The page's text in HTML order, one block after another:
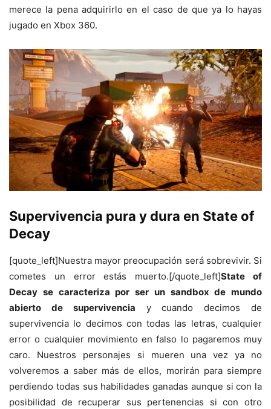
merece la pena adquirirlo en el caso de que ya lo hayas
jugado en Xbox 360.
Supervivencia pura y dura en State of
Decay
[quote_left]Nuestra mayor preocupación será sobrevivir. Si
cometes un error estás muerto.[/quote_left]State of
Decay se caracteriza por ser un sandbox de mundo
abierto de supervivencia y cuando decimos de
supervivencia lo decimos con todas las letras, cualquier
error o cualquier movimiento en falso lo pagaremos muy
caro. Nuestros personajes si mueren una vez ya no
volveremos a saber más de ellos, morirán para siempre
perdiendo todas sus habilidades ganadas aunque si con la
posibilidad de recuperar sus pertenencias si con otro